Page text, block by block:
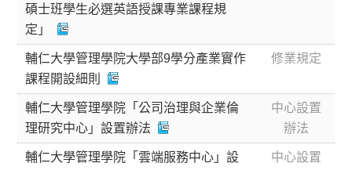
碩士班學生必選英語授課專業課程規
定」
輔仁大學管理學院大學部9學分產業實作
課程開設細則
修業規定
輔仁大學管理學院「公司治理與企業倫
理研究中心」設置辦法
中心設置
辦法
輔仁大學管理學院「雲端服務中心」設
中心設置